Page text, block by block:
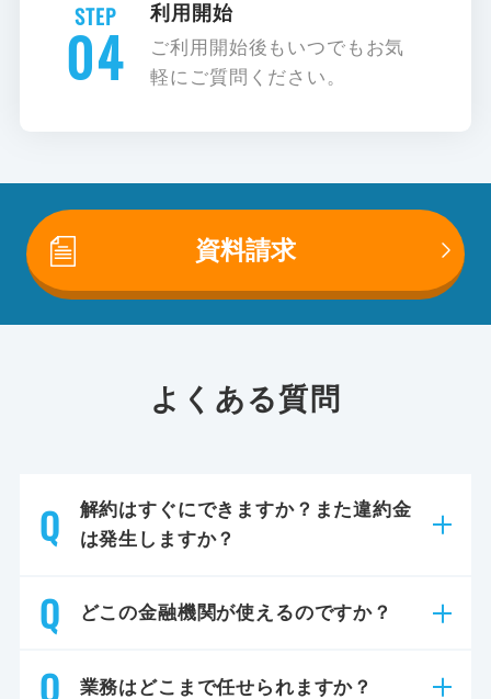
04
利用開始
ご利用開始後もいつでもお気
軽にご質問ください。
資料請求
よくある質問
解約はすぐにできますか？また違約金
は発生しますか？
どこの金融機関が使えるのですか？
業務はどこまで任せられますか？